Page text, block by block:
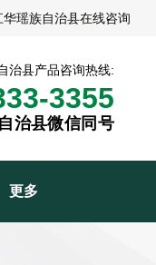
华瑶族自治县在线咨询
治县产品咨询热线:
3355
治县微信同号
更多